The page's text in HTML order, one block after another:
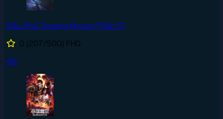
Đấu Phá Thương Khung (Phần 5)
0 (207/500) FHD
#9